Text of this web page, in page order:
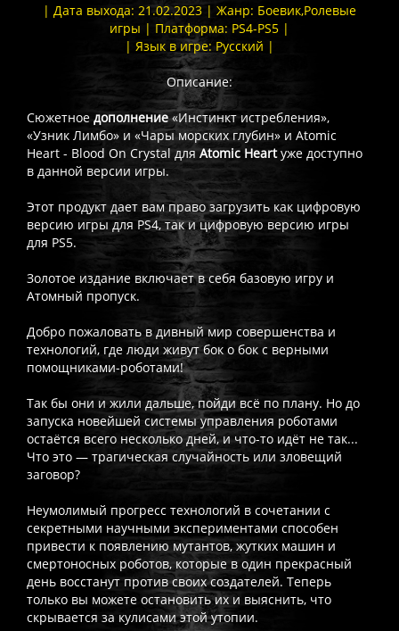
| Дата выхода: 21.02.2023 | Жанр: Боевик,Ролевые
игры | Платформа: PS4-PS5 |
| Язык в игре: Русский |
Описание:
Cюжетное дополнение«Инстинкт истребления»,
«Узник Лимбо» и «‎Чары морских глубин» и Atomic
Heart - Blood On Crystal дляAtomic Heartуже доступно
в данной версии игры.
Этот продукт дает вам право загрузить как цифровую
версию игры для PS4, так и цифровую версию игры
для PS5.
Золотое издание включает в себя базовую игру и
Атомный пропуск.
Добро пожаловать в дивный мир совершенства и
технологий, где люди живут бок о бок с верными
помощниками-роботами!
Так бы они и жили дальше, пойди всё по плану. Но до
запуска новейшей системы управления роботами
остаётся всего несколько дней, и что-то идёт не так...
Что это — трагическая случайность или зловещий
заговор?
Неумолимый прогресс технологий в сочетании с
секретными научными экспериментами способен
привести к появлению мутантов, жутких машин и
смертоносных роботов, которые в один прекрасный
день восстанут против своих создателей. Теперь
только вы можете остановить их и выяснить, что
скрывается за кулисами этой утопии.